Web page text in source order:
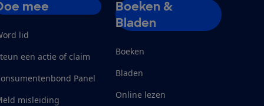
mee
lid
een actie of claim
Panel
misleiding
Boeken &
Bladen
Boeken
Bladen
Online lezen